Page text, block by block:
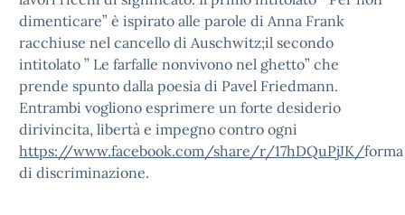
dimenticare” è ispirato alle parole di Anna Frank
racchiuse nel cancello di Auschwitz;il secondo
intitolato ” Le farfalle nonvivono nel ghetto” che
prende spunto dalla poesia di Pavel Friedmann.
Entrambi vogliono esprimere un forte desiderio
dirivincita, libertà e impegno contro ogni
https://www.facebook.com/share/r/17hDQuPjJK/forma
di discriminazione.